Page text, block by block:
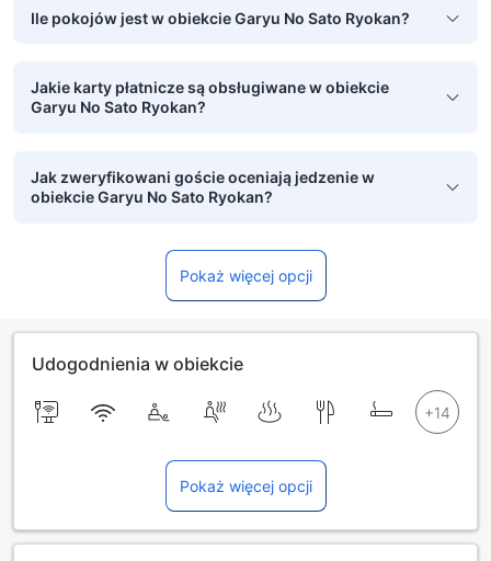
Ile pokojów jest w obiekcie Garyu No Sato Ryokan?
Jakie karty płatnicze są obsługiwane w obiekcie
Garyu No Sato Ryokan?
Jak zweryfikowani goście oceniają jedzenie w
obiekcie Garyu No Sato Ryokan?
Pokaż więcej opcji
Udogodnienia w obiekcie
Pokaż więcej opcji